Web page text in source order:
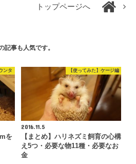
トップページへ
記事も人気です。
ンタ
を
【使ってみた】ケージ編
2016.11.5
【まとめ】ハリネズミ飼育の心構
え5つ・必要な物11種・必要なお
金